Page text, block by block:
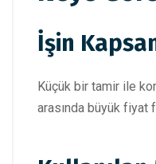
İşin
Küçük bir tamir ile
arasında büyük fiyat